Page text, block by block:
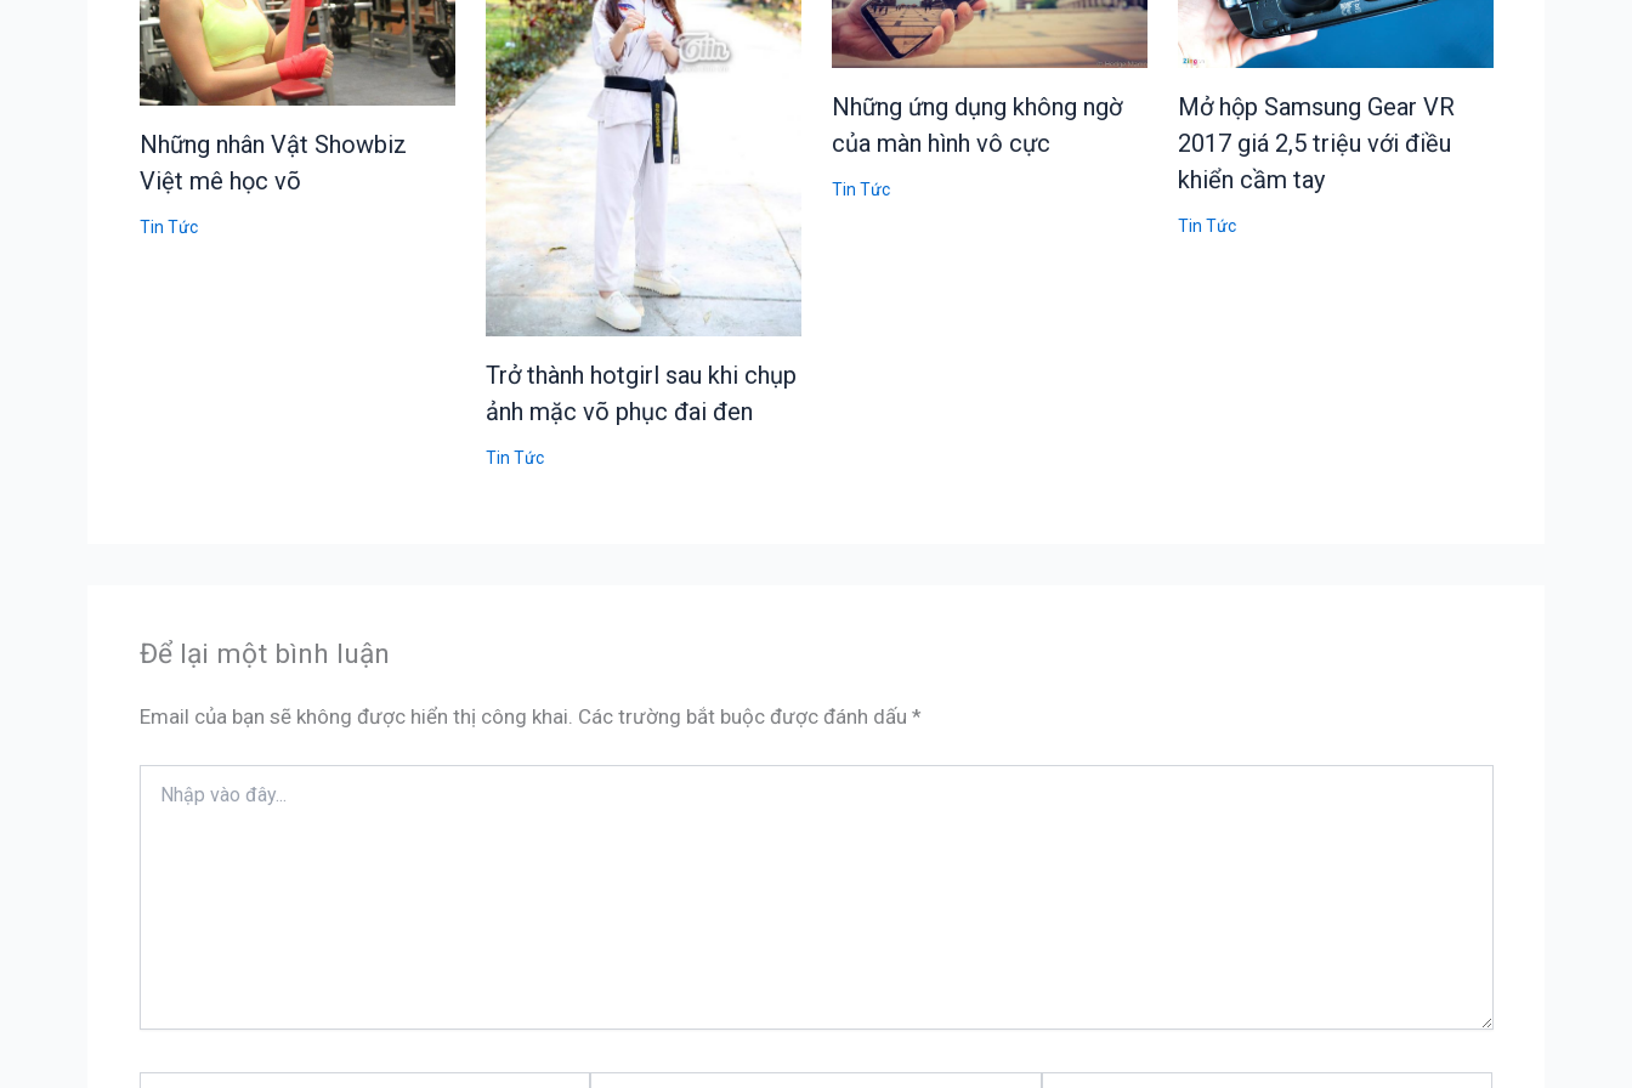
Những nhân Vật Showbiz
Việt mê học võ
Tin Tức
Trở thành hotgirl sau khi chụp
ảnh mặc võ phục đai đen
Tin Tức
Những ứng dụng không ngờ
của màn hình vô cực
Tin Tức
Mở hộp Samsung Gear VR
2017 giá 2,5 triệu với điều
khiển cầm tay
Tin Tức
Để lại một bình luận
Email của bạn sẽ không được hiển thị công khai. Các trường bắt buộc được đánh dấu *
vào